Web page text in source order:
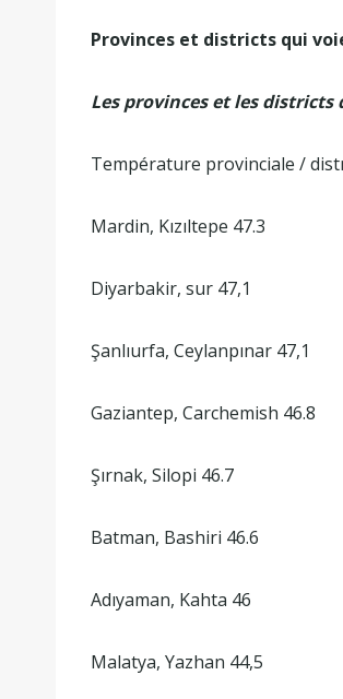
Provinces et districts qui
Les provinces et les
Température provinciale /
Mardin, Kızıltepe 47.3
Diyarbakir, sur 47,1
Şanlıurfa, Ceylanpınar 47,1
Gaziantep, Carchemish 46.8
Şırnak, Silopi 46.7
Batman, Bashiri 46.6
Adıyaman, Kahta 46
Malatya, Yazhan 44,5